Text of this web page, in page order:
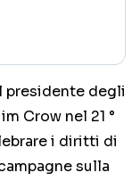
presidente degli
Crow nel 21 °
i diritti di
sulla